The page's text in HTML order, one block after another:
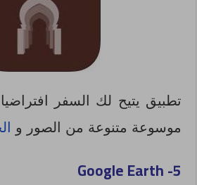
تطبيق يتيح لك السفر
موسوعة متنوعة من الصور و
5-
Google Earth